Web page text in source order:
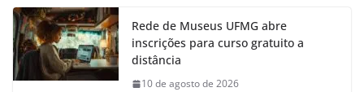
Rede de Museus UFMG abre
inscrições para curso gratuito a
distância
10 de agosto de 2026